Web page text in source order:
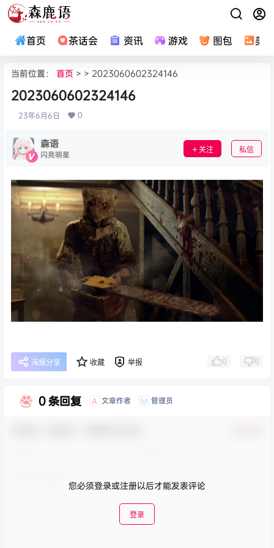
首页 茶话会 资讯 游戏 图包 美
当前位置： 首页 > > 2023060602324146
2023060602324146
23年6月6日 0
森语
闪亮明星 关注 私信
海报分享 收藏 举报 0 0
0 条回复 A 文章作者 M 管理员
您必须登录或注册以后才能发表评论
登录